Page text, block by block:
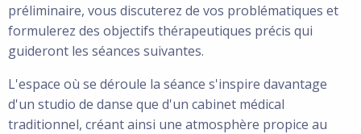
préliminaire, vous discuterez de vos problématiques et
formulerez des objectifs thérapeutiques précis qui
guideront les séances suivantes.
L'espace où se déroule la séance s'inspire davantage
d'un studio de danse que d'un cabinet médical
traditionnel, créant ainsi une atmosphère propice au